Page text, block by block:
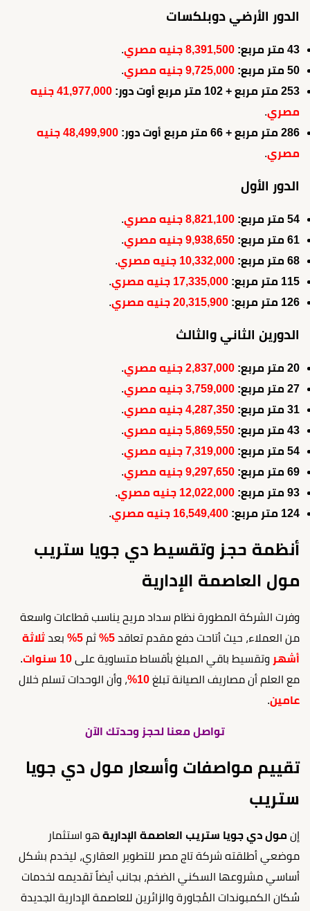
الدور الأرضي دوبلكسات
43 متر مربع: 8,391,500 جنيه مصري
.
50 متر مربع:
9,725,000 جنيه مصري
.
253 متر مربع + 102 متر مربع أوت دور:
41,977,000 جنيه
مصري.
286 متر مربع + 66 متر مربع أوت دور:
48,499,900 جنيه
مصري.
الدور الأول
54 متر مربع: 8,821,100 جنيه مصري
.
61 متر مربع:
9,938,650 جنيه مصري
.
68 متر مربع:
10,332,000 جنيه مصري
.
115 متر مربع:
17,335,000 جنيه مصري
.
126 متر مربع:
20,315,900 جنيه مصري .
الدورين الثاني والثالث
20 متر مربع: 2,837,000 جنيه مصري
.
27 متر مربع:
3,759,000 جنيه مصري
.
31 متر مربع:
4,287,350 جنيه مصري
.
43 متر مربع:
5,869,550 جنيه مصري
.
54 متر مربع:
7,319,000 جنيه مصري
.
69 متر مربع:
9,297,650 جنيه مصري
.
93 متر مربع:
12,022,000 جنيه مصري
.
124 متر مربع:
16,549,400 جنيه مصري .
أنظمة حجز وتقسيط دي جويا ستريب
مول العاصمة الإدارية
وفرت الشركة المطورة نظام سداد مريح يناسب قطاعات واسعة
من العملاء، حيث أتاحت دفع مقدم تعاقد 5% ثم 5% بعد ثلاثة
أشهر وتقسيط باقي المبلغ بأقساط متساوية على 10 سنوات
.
مع العلم أن مصاريف الصيانة تبلغ 10%
، وأن الوحدات تسلم خلال
عامين.
تواصل معنا لحجز وحدتك الآن
تقييم مواصفات وأسعار مول دي جويا
ستريب
إن مول دي جويا ستريب العاصمة الإدارية هو استثمار
موضعي أطلقته شركة تاج مصر للتطوير العقاري، ليخدم بشكل
أساسي مشروعها السكني الضخم، بجانب أيضاً تقديمه لخدمات
سُكان الكمبوندات المُجاورة والزائرين للعاصمة الإدارية الجديدة